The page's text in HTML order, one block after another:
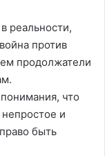
реальности,
против
продолжатели
что
и
быть